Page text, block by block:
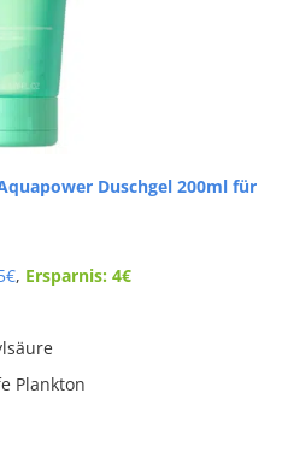
Duschgel 200ml für
, Ersparnis: 4€
Plankton